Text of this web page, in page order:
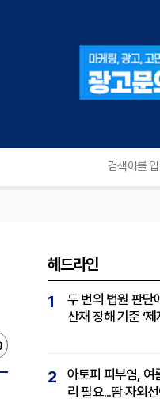
헤드라인
1
두 번의 법원 판
산재 장해 기준 ‘제
2
아토피 피부염, 여
리 필요...땀·자외